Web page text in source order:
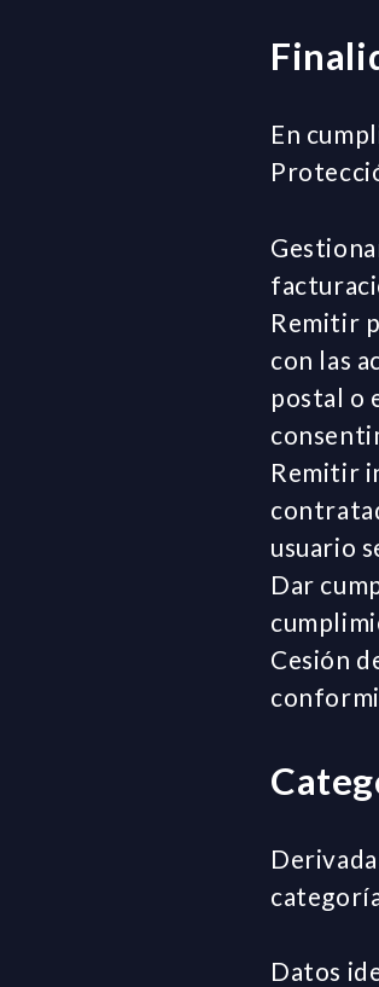
En
Remitir
con las
postal o
Remitir
usuario
Dar
Cesión
Datos